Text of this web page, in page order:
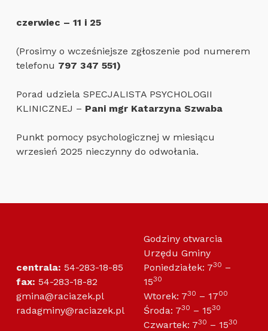
czerwiec – 11 i 25
(Prosimy o wcześniejsze zgłoszenie pod numerem
telefonu 797 347 551)
Porad udziela SPECJALISTA PSYCHOLOGII
KLINICZNEJ – Pani mgr Katarzyna Szwaba
Punkt pomocy psychologicznej w miesiącu
wrzesień 2025 nieczynny do odwołania.
centrala: 54-283-18-85
fax: 54-283-18-82
gmina@raciazek.pl
radagminy@raciazek.pl
Godziny otwarcia
Urzędu Gminy
Poniedziałek: 730 –
1530
Wtorek: 730 – 1700
Środa: 730 – 1530
Czwartek: 730 – 1530